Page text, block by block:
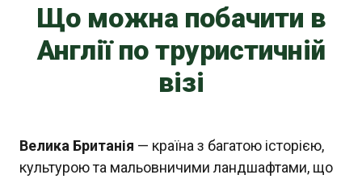
Що можна побачити в
Англії по труристичній
візі
Велика Британія — країна з багатою історією,
культурою та мальовничими ландшафтами, що